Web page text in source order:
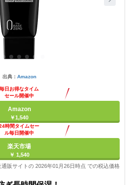
出典： Amazon
毎日お得なタイム
セール開催中
Amazon
￥1,540
時間タイムセー
ル毎日開催中
楽天市場
￥ 1,540
販サイトの 2026年01月26日時点 での税込価格